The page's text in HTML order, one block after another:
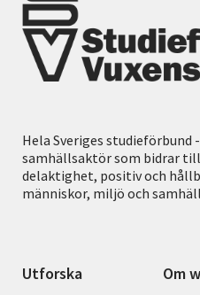
Hela Sveriges studieförbund
samhällsaktör som bidrar
delaktighet, positiv och
människor, miljö och
Utforska Om